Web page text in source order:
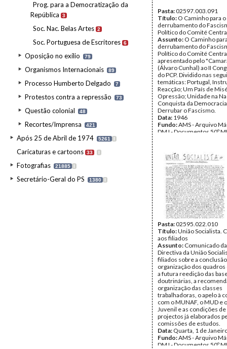
Prog. para a Democratização da
República
3
Soc. Nac. Belas Artes 2
Soc. Portuguesa de Escritores 6
Oposição no exílio 79
Organismos Internacionais 89
Processo Humberto Delgado 7
Protestos contra a repressão 73
Questão colonial 48
Recortes/Imprensa 421
Após 25 de Abril de 1974 5261 I
Caricaturas e cartoons 33 I
Fotografias 21885 I
Secretário-Geral do PS 1380 I
Pasta:02597.003.091
Título: O Caminho para o
derrubamento do
Político do Comité
Assunto: O Caminho
derrubamento do
Político do Comité
apresentado pelo
(Álvaro Cunhal) ao II
do PCP. Dividido nas
temáticas: Portugal,
Reacção; Um País de
Opressão; Unidade na
Conquista da
Derrubar o Fascismo.
Data: 1946
Fundo:AMS - Arquivo
DMJ - Documentos 50º
Pasta:02595.022.010
Título:União Socialista.
aos filiados
Assunto: Comunicado
Directiva da União
filiados sobre a
organização dos
a futura reedição das
doutrinárias, a
organização das classes
trabalhadoras, o apelo à
com o MUNAF, o MUD e
Juvenil e as condições
projectos já elaborados
comissões de estudos.
Data: Quarta, 1 de
Fundo:AMS - Arquivo
DMJ - Documentos 50º